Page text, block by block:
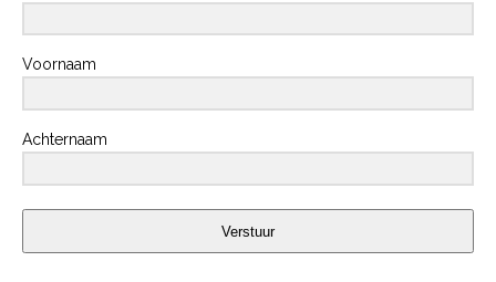
Voornaam
Achternaam
Verstuur